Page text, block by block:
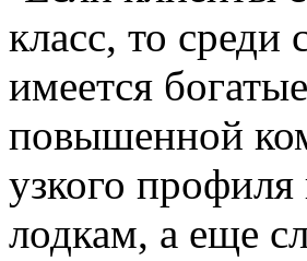
класс, то
имеется
повышенной
узкого
лодкам, а еще